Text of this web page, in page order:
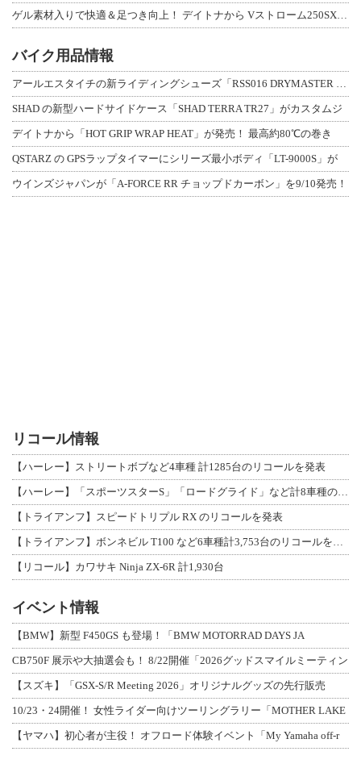
バイク用品情報
SHAD の新型ハードサイドケース「SHAD TERRA TR27」がカスタムジ
デイトナから「HOT GRIP WRAP HEAT」が発売！ 最高約80℃の巻き
QSTARZ の GPSラップタイマーにシリーズ最小ボディ「LT-9000S」が
ウインズジャパンが「A-FORCE RR チョップドカーボン」を9/10発売！
リコール情報
【ハーレー】ストリートボブなど4車種 計1285台のリコールを発表
【トライアンフ】スピードトリプル RX のリコールを発表
【リコール】カワサキ Ninja ZX-6R 計1,930台
イベント情報
【BMW】新型 F450GS も登場！「BMW MOTORRAD DAYS JA
CB750F 展示や大抽選会も！ 8/22開催「2026グッドスマイルミーティン
【スズキ】「GSX-S/R Meeting 2026」オリジナルグッズの先行販売
10/23・24開催！ 女性ライダー向けツーリングラリー「MOTHER LAKE
【ヤマハ】初心者が主役！ オフロード体験イベント「My Yamaha off-r